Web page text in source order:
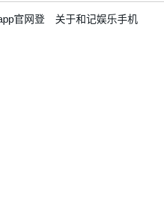
官网登 关于和记娱乐手机